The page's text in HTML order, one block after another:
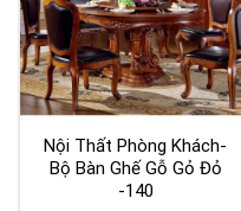
Nội Thất Phòng Khách-
Bộ Bàn Ghế Gỗ Gỏ Đỏ
-140